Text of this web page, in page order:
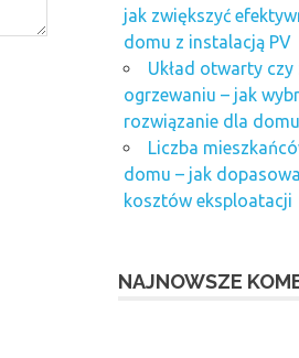
jak zwiększyć
domu z instalacją PV
Układ otwarty
ogrzewaniu – jak
rozwiązanie dla domu
Liczba
domu – jak
kosztów eksploatacji
NAJNOWSZE